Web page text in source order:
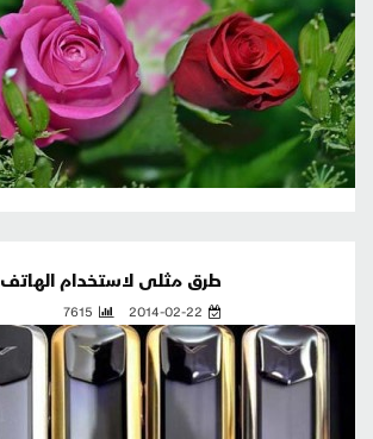
طرق مثلى لاستخدام الهاتف
2014-02-22
7615